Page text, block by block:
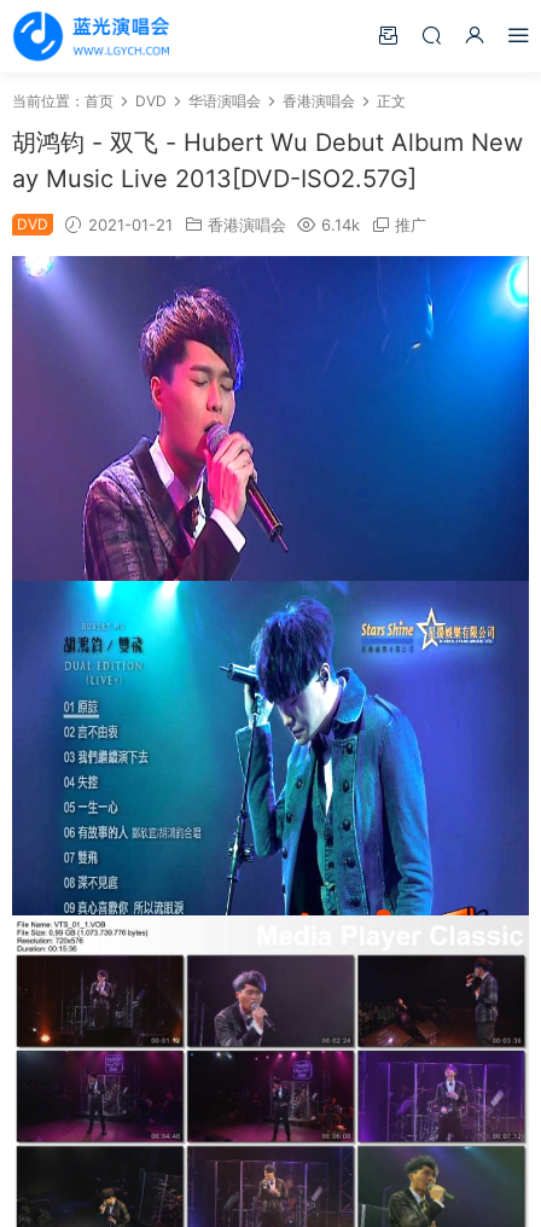
当前位置： 首页 DVD 华语演唱会 香港演唱会 正文
胡鸿钧 - 双飞 - Hubert Wu Debut Album New
ay Music Live 2013[DVD-ISO2.57G]
DVD 2021-01-21 香港演唱会 6.14k 推广